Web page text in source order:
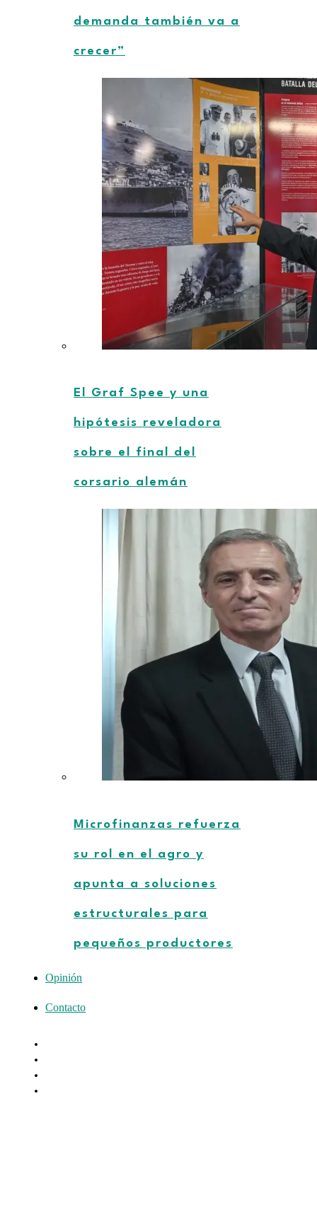
demanda también va a
crecer”
El Graf Spee y una
hipótesis reveladora
sobre el final del
corsario alemán
Microfinanzas refuerza
su rol en el agro y
apunta a soluciones
estructurales para
pequeños productores
Opinión
Contacto